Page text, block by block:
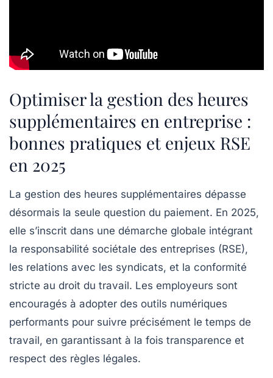
Optimiser la gestion des heures
supplémentaires en entreprise :
bonnes pratiques et enjeux RSE
en 2025
La gestion des heures supplémentaires dépasse
désormais la seule question du paiement. En 2025,
elle s’inscrit dans une démarche globale intégrant
la responsabilité sociétale des entreprises (RSE),
les relations avec les syndicats, et la conformité
stricte au droit du travail. Les employeurs sont
encouragés à adopter des outils numériques
performants pour suivre précisément le temps de
travail, en garantissant à la fois transparence et
respect des règles légales.